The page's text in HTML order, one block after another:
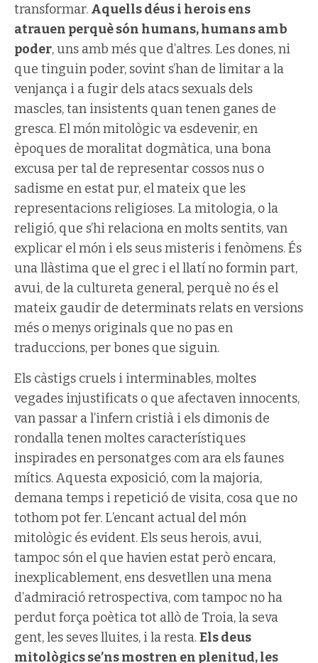
transformar. Aquells déus i herois ens
atrauen perquè són humans, humans amb
poder, uns amb més que d’altres. Les dones, ni
que tinguin poder, sovint s’han de limitar a la
venjança i a fugir dels atacs sexuals dels
mascles, tan insistents quan tenen ganes de
gresca. El món mitològic va esdevenir, en
èpoques de moralitat dogmàtica, una bona
excusa per tal de representar cossos nus o
sadisme en estat pur, el mateix que les
representacions religioses. La mitologia, o la
religió, que s’hi relaciona en molts sentits, van
explicar el món i els seus misteris i fenòmens. És
una llàstima que el grec i el llatí no formin part,
avui, de la cultureta general, perquè no és el
mateix gaudir de determinats relats en versions
més o menys originals que no pas en
traduccions, per bones que siguin.
Els càstigs cruels i interminables, moltes
vegades injustificats o que afectaven innocents,
van passar a l’infern cristià i els dimonis de
rondalla tenen moltes característiques
inspirades en personatges com ara els faunes
mítics. Aquesta exposició, com la majoria,
demana temps i repetició de visita, cosa que no
tothom pot fer. L’encant actual del món
mitològic és evident. Els seus herois, avui,
tampoc són el que havien estat però encara,
inexplicablement, ens desvetllen una mena
d’admiració retrospectiva, com tampoc no ha
perdut força poètica tot allò de Troia, la seva
gent, les seves lluites, i la resta.Els deus
mitològics se’ns mostren en plenitud, les